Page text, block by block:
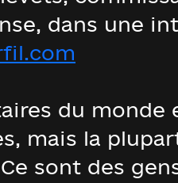
dans une
du
mais la
sont des